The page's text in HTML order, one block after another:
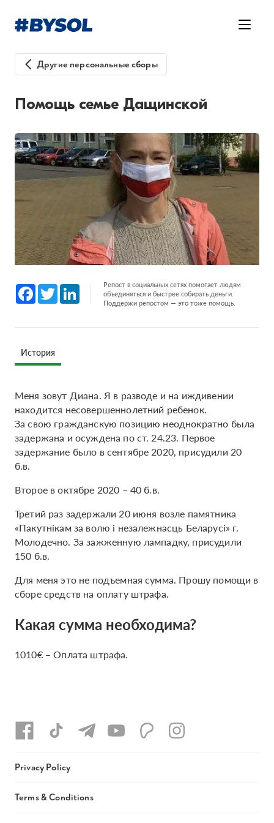
Другие персональные сборы
Помощь семье Дащинской
Facebook
Twitter LinkedInРепост в социальных сетях помогает людям
объединяться и быстрее собирать деньги.
Поддержи репостом — это тоже помощь.
История
Меня зовут Диана. Я в разводе и на иждивении
находится несовершеннолетний ребенок.
За свою гражданскую позицию неоднократно была
задержана и осуждена по ст. 24.23. Первое
задержание было в сентябре 2020, присудили 20
б.в.
Второе в октябре 2020 – 40 б.в.
Третий раз задержали 20 июня возле памятника
«Пакутнiкам за волю i незалежнасць Беларусi» г.
Молодечно. За зажженную лампадку, присудили
150 б.в.
Для меня это не подъемная сумма. Прошу помощи в
сборе средств на оплату штрафа.
Какая сумма необходима?
1010€ – Оплата штрафа.
Privacy Policy
Terms & Conditions